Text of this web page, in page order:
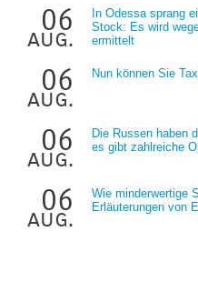
06
aug.
In Odessa sprang
Stock: Es wird
ermittelt
06
aug.
Nun können Sie
06
aug.
Die Russen haben
es gibt zahlreiche
06
aug.
Wie minderwertige
Erläuterungen von